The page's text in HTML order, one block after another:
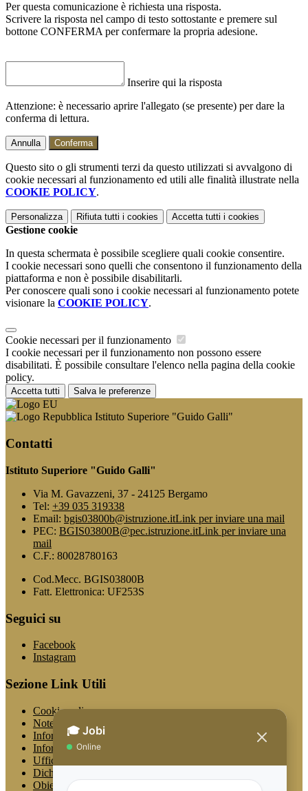
Per questa comunicazione è richiesta una risposta.
Scrivere la risposta nel campo di testo sottostante e premere sul
bottone CONFERMA per confermare la propria adesione.
Inserire qui la risposta
Attenzione: è necessario aprire l'allegato (se presente) per dare la
conferma di lettura.
Annulla Conferma
Questo sito o gli strumenti terzi da questo utilizzati si avvalgono di
cookie necessari al funzionamento ed utili alle finalità illustrate nella
COOKIE POLICY.
Personalizza Rifiuta tutti i cookies Accetta tutti i cookies
Gestione cookie
In questa schermata è possibile scegliere quali cookie consentire.
I cookie necessari sono quelli che consentono il funzionamento della
piattaforma e non è possibile disabilitarli.
Per conoscere quali sono i cookie necessari al funzionamento potete
visionare la COOKIE POLICY.
Cookie necessari per il funzionamento
I cookie necessari per il funzionamento non possono essere
disabilitati. È possibile consultare l'elenco nella pagina della cookie
policy.
Accetta tutti Salva le preferenze
Istituto Superiore "Guido Galli"
Contatti
Istituto Superiore "Guido Galli"
Via M. Gavazzeni, 37 - 24125 Bergamo
Tel: +39 035 319338
Email: bgis03800b@istruzione.itLink per inviare una mail
PEC: BGIS03800B@pec.istruzione.itLink per inviare una
mail
C.F.: 80028780163
Cod.Mecc. BGIS03800B
Fatt. Elettronica: UF253S
Seguici su
Facebook
Instagram
Sezione Link Utili
Cookie policy
Note legali
Informativa Privacy
Informativa Privacy chatbot Jobi
Ufficio Relazioni con il Pubblico
Dichiarazione di accessibilità
Obiettivi di accessibilità